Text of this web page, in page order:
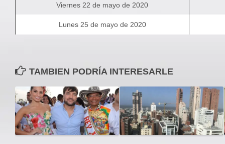
Viernes 22 de mayo de 2020
Lunes 25 de mayo de 2020
TAMBIEN PODRÍA INTERESARLE